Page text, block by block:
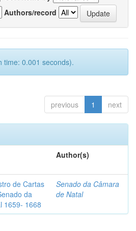
Authors/record
time: 0.001 seconds).
previous 1 next
Author(s)
de Cartas
da
1659- 1668
Senado da Câmara
de Natal